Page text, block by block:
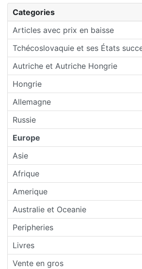
Categories
Articles avec prix en baisse
Tchécoslovaquie et ses États
Autriche et Autriche Hongrie
Hongrie
Allemagne
Russie
Europe
Asie
Afrique
Amerique
Australie et Oceanie
Peripheries
Livres
Vente en gros